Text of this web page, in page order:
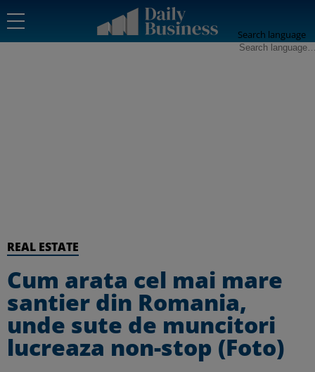
Search language
REAL ESTATE
Cum arata cel mai mare
santier din Romania,
unde sute de muncitori
lucreaza non-stop (Foto)